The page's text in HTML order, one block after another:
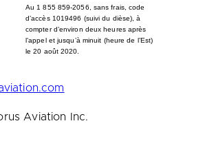
Au 1 855 859-2056, sans frais, code
d’accès 1019496 (suivi du dièse), à
compter d’environ deux heures après
l’appel et jusqu’à minuit (heure de l’Est)
le 20 août 2020.
Aviation Inc.